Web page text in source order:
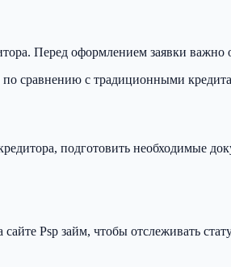
Перед оформлением заявки
сравнению с традиционными
подготовить необходимые
Psp займ, чтобы отслеживать